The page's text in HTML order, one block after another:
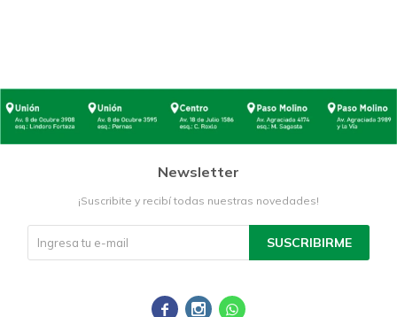
Newsletter
¡Suscribite y recibí todas nuestras novedades!
SUSCRIBIRME
  